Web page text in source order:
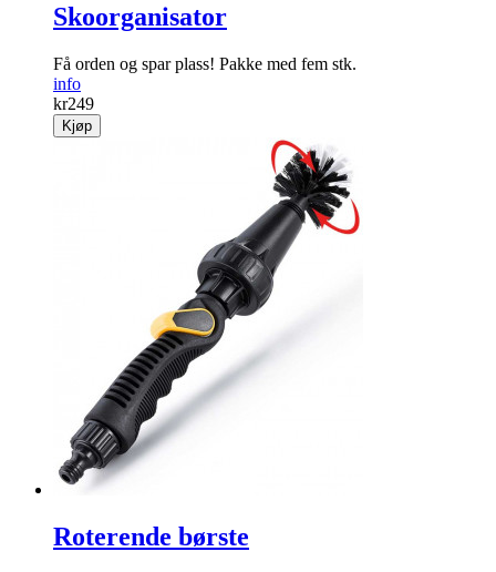
Skoorganisator
Få orden og spar plass! Pakke med fem stk.
info
kr249
Kjøp
Roterende børste